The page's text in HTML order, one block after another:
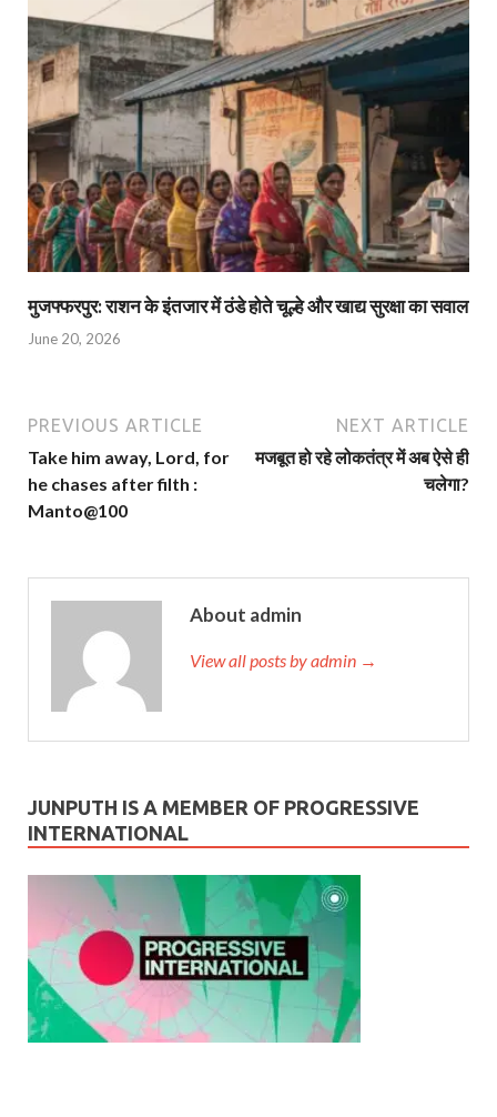
मुजफ्फरपुर: राशन के इंतजार में ठंडे होते चूल्हे और खाद्य सुरक्षा का सवाल
June 20, 2026
PREVIOUS ARTICLE
Take him away, Lord, for
he chases after filth :
Manto@100
NEXT ARTICLE
मजबूत हो रहे लोकतंत्र में अब ऐसे ही
चलेगा?
About admin
View all posts by admin →
JUNPUTH IS A MEMBER OF PROGRESSIVE
INTERNATIONAL